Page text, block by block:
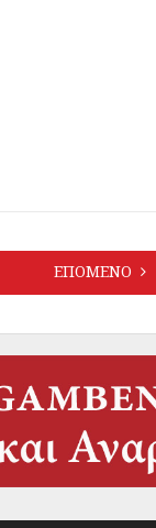
ΕΠΟΜΕΝΟ